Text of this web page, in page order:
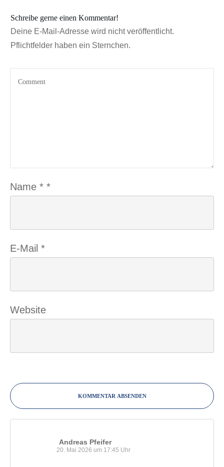
Schreibe gerne einen Kommentar!
Deine E-Mail-Adresse wird nicht veröffentlicht.
Pflichtfelder haben ein Sternchen.
Name * *
E-Mail *
Website
KOMMENTAR ABSENDEN
Andreas Pfeifer
20. Mai 2026 um 17:45 Uhr